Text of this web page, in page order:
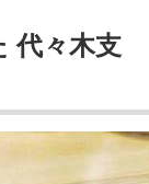
代々木支